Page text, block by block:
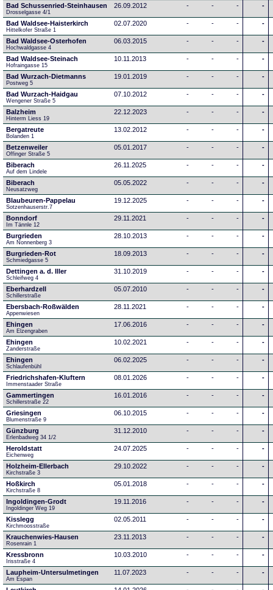
Bad Schussenried-Steinhausen
Drosselgasse 4/1
26.09.2012 - - - -
Bad Waldsee-Haisterkirch
Hittelkofer Straße 1
02.07.2020 - - - -
Bad Waldsee-Osterhofen
Hochwaldgasse 4
06.03.2015 - - - -
Bad Waldsee-Steinach
Hofraingasse 15
10.11.2013 - - - -
Bad Wurzach-Dietmanns
Postweg 5
19.01.2019 - - - -
Bad Wurzach-Haidgau
Wengener Straße 5
07.10.2012 - - - -
Balzheim
Hinterm Liess 19
22.12.2023 - - - -
Bergatreute
Bolanden 1
13.02.2012 - - - -
Betzenweiler
Offinger Straße 5
05.01.2017 - - - -
Biberach
Auf dem Lindele
26.11.2025 - - - -
Biberach
Neusatzweg
05.05.2022 - - - -
Blaubeuren-Pappelau
Sotzenhauserstr.7
19.12.2025 - - - -
Bonndorf
Im Tännle 12
29.11.2021 - - - -
Burgrieden
Am Nonnenberg 3
28.10.2013 - - - -
Burgrieden-Rot
Schmiedgasse 5
18.09.2013 - - - -
Dettingen a. d. Iller
Schleifweg 4
31.10.2019 - - - -
Eberhardzell
Schillerstraße
05.07.2010 - - - -
Ebersbach-Roßwälden
Appenwiesen
28.11.2021 - - - -
Ehingen
Am Elzengraben
17.06.2016 - - - -
Ehingen
Zanderstraße
10.02.2021 - - - -
Ehingen
Schlaufenbühl
06.02.2025 - - - -
Friedrichshafen-Kluftern
Immenstaader Straße
08.01.2026 - - - -
Gammertingen
Schillerstraße 22
16.01.2016 - - - -
Griesingen
Blumenstraße 9
06.10.2015 - - - -
Günzburg
Erlenbadweg 34 1/2
31.12.2010 - - - -
Heroldstatt
Eichenweg
24.07.2025 - - - -
Holzheim-Ellerbach
Kirchstraße 3
29.10.2022 - - - -
Hoßkirch
Kirchstraße 8
05.01.2018 - - - -
Ingoldingen-Grodt
Ingoldinger Weg 19
19.11.2016 - - - -
Kisslegg
Kirchmoosstraße
02.05.2011 - - - -
Krauchenwies-Hausen
Rosenrain 1
23.11.2013 - - - -
Kressbronn
Irisstraße 4
10.03.2010 - - - -
Laupheim-Untersulmetingen
Am Espan
11.07.2023 - - - -